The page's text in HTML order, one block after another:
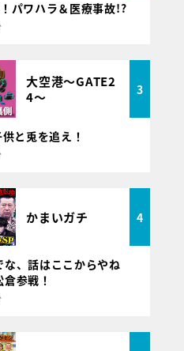
パワハラ＆医療事故!?
大空港～GATE2
4～
3
と兎を追え！
かまいガチ 4
な、話はここからやね
参戦！